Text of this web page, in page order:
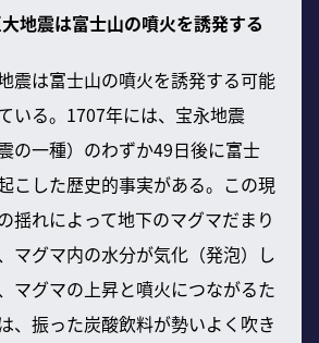
地震は富士山の噴火を誘発する
震は富士山の噴火を誘発する可能
いる。1707年には、宝永地震
の一種）のわずか49日後に富士
こした歴史的事実がある。この現
揺れによって地下のマグマだまり
マグマ内の水分が気化（発泡）し
マグマの上昇と噴火につながるた
、振った炭酸飲料が勢いよく吹き